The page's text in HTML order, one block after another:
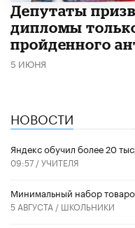
Депутаты
дипломы
пройденного
5 ИЮНЯ
НОВОСТИ
​Яндекс обучил более 20
09:57 /УЧИТЕЛЯ
Минимальный набор
5 АВГУСТА / ШКОЛЬНИКИ